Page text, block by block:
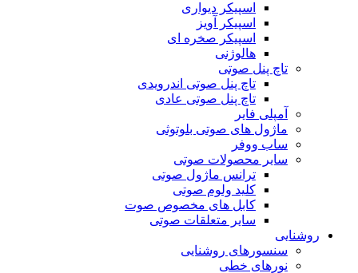
اسپیکر دیواری
اسپیکر آویز
اسپیکر صخره ای
هالوژنی
تاچ پنل صوتی
تاچ پنل صوتی اندرویدی
تاچ پنل صوتی عادی
آمپلی فایر
ماژول های صوتی بلوتوثی
ساب ووفر
سایر محصولات صوتی
ترانس ماژول صوتی
کلید ولوم صوتی
کابل های مخصوص صوت
سایر متعلقات صوتی
روشنایی
سنسورهای روشنایی
نورهای خطی